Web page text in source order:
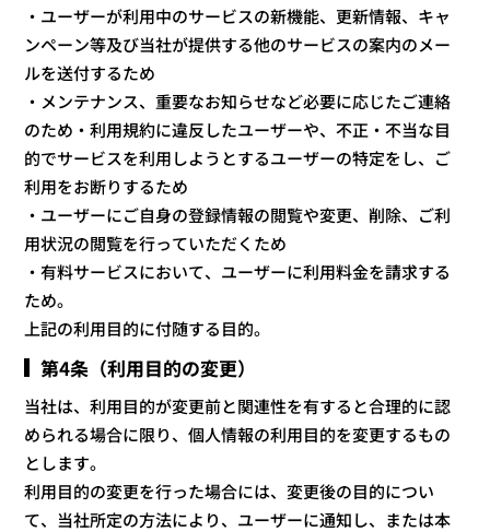
・ユーザーが利用中のサービスの新機能、更新情報、キャ
ンペーン等及び当社が提供する他のサービスの案内のメー
ルを送付するため
・メンテナンス、重要なお知らせなど必要に応じたご連絡
のため・利用規約に違反したユーザーや、不正・不当な目
的でサービスを利用しようとするユーザーの特定をし、ご
利用をお断りするため
・ユーザーにご自身の登録情報の閲覧や変更、削除、ご利
用状況の閲覧を行っていただくため
・有料サービスにおいて、ユーザーに利用料金を請求する
ため。
上記の利用目的に付随する目的。
第4条（利用目的の変更）
当社は、利用目的が変更前と関連性を有すると合理的に認
められる場合に限り、個人情報の利用目的を変更するもの
とします。
利用目的の変更を行った場合には、変更後の目的につい
て、当社所定の方法により、ユーザーに通知し、または本